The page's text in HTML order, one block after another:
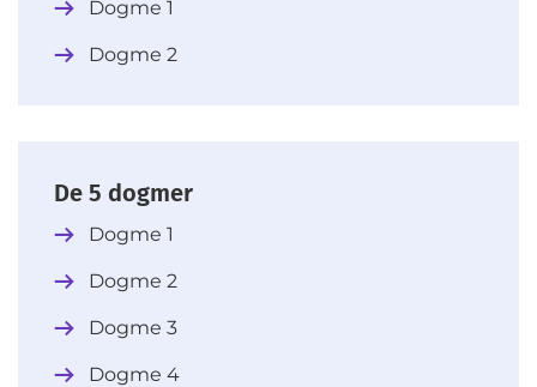
Dogme 1
Dogme 2
De 5 dogmer
Dogme 1
Dogme 2
Dogme 3
Dogme 4